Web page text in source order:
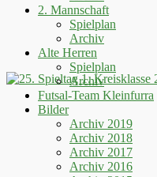
2. Mannschaft
Spielplan
Archiv
Alte Herren
Spielplan
Archiv
Futsal-Team Kleinfurra
Bilder
Archiv 2019
Archiv 2018
Archiv 2017
Archiv 2016